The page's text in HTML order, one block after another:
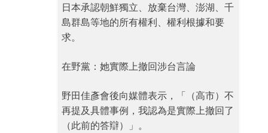
日本承認朝鮮獨立、放棄台灣、澎湖、千
島群島等地的所有權利、權利根據和要
求。
在野黨：她實際上撤回涉台言論
野田佳彥會後向媒體表示，「（高市）不
再提及具體事例，我認為是實際上撤回了
（此前的答辯）」。